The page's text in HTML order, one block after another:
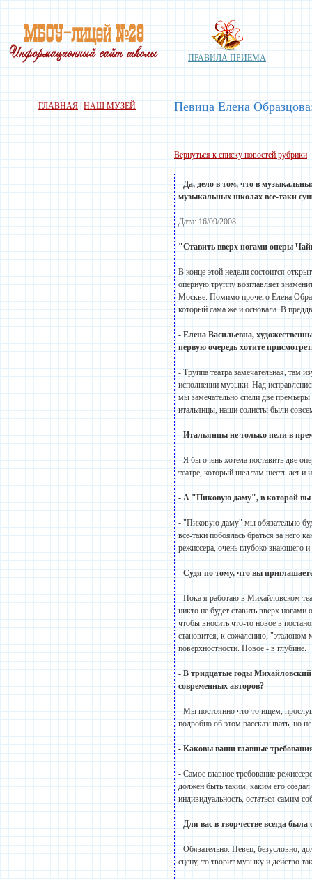
ПРАВИЛА ПРИЕМА
ГЛАВНАЯ НАШ МУЗЕЙ Певица Елена
Вернуться к списку новостей рубрики
- Да, дело в том, что в
музыкальныхшколах все-таки
Дата: 16/09/2008
"Ставить вверх ногами оперы
В конце этой недели состоится
оперную труппу возглавляет
Москве. Помимо прочего Елена
который сама же и основала. В
- Елена Васильевна,
первую очередь хотите
- Труппа театра замечательная, там
исполнении музыки. Над
мы замечательно спели две
итальянцы, наши солисты были
- Итальянцы не только пели в
- Я бы очень хотела поставить две
театре, который шел там шесть лет и
- А "Пиковую даму", в которой вы
- "Пиковую даму" мы обязательно
все-таки побоялась браться за него
режиссера, очень глубоко знающего
- Судя по тому, что вы
- Пока я работаю в Михайловском
никто не будет ставить вверх
чтобы вносить что-то новое в
становится, к сожалению, "эталоном
поверхностности. Новое - в глубине.
- В тридцатые годы Михайловский
современных авторов?
- Мы постоянно что-то ищем,
подробно об этом рассказывать, но
- Каковы ваши главные
- Самое главное требование
должен быть таким, каким его
индивидуальность, остаться самим
- Для вас в творчестве всегда
- Обязательно. Певец, безусловно,
сцену, то творит музыку и действо